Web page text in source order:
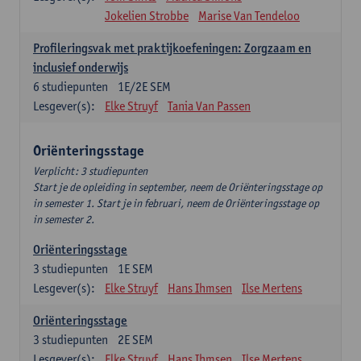
Jokelien Strobbe
Marise Van Tendeloo
Profileringsvak met praktijkoefeningen: Zorgzaam en
inclusief onderwijs
1E/2E SEM
6 studiepunten
Lesgever(s):
Elke Struyf Tania Van Passen
Oriënteringsstage
Verplicht: 3 studiepunten
Start je de opleiding in september, neem de Oriënteringsstage op
in semester 1. Start je in februari, neem de Oriënteringsstage op
in semester 2.
Oriënteringsstage
1E SEM
3 studiepunten
Lesgever(s):
Elke Struyf Hans Ihmsen Ilse Mertens
Oriënteringsstage
2E SEM
3 studiepunten